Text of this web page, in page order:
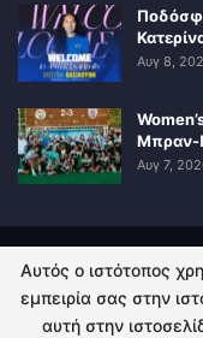
Αυγ 8,
Αυγ 7,
ΠΟΛΙΤΙΚΗ
Αυτός ο ιστότοπος
εμπειρία σας στην
αυτή στην